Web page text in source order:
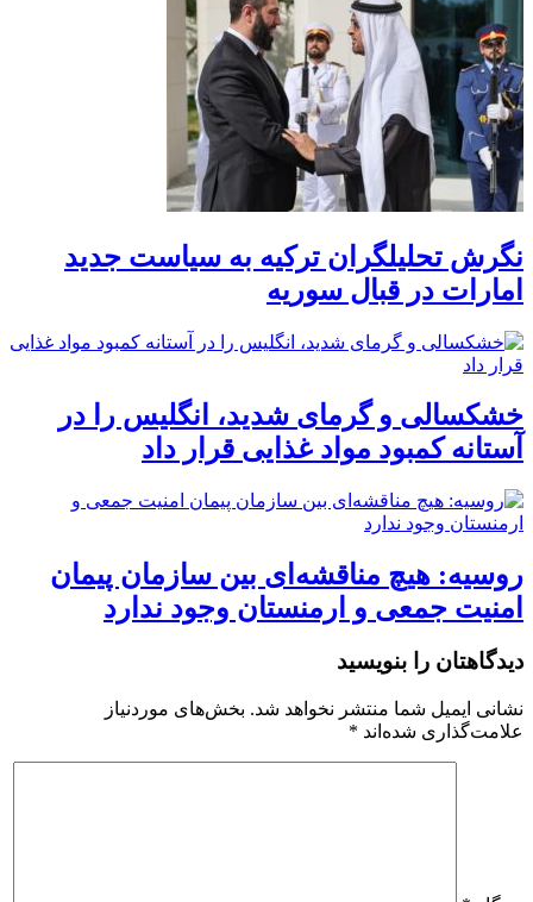
نگرش تحلیلگران ترکیه به سیاست جدید
امارات در قبال سوریه
خشکسالی و گرمای شدید، انگلیس را در
آستانه کمبود مواد غذایی قرار داد
روسیه: هیچ مناقشه‌ای بین سازمان پیمان
امنیت جمعی و ارمنستان وجود ندارد
دیدگاهتان را بنویسید
نشانی ایمیل شما منتشر نخواهد شد. بخش‌های موردنیاز
علامت‌گذاری شده‌اند *